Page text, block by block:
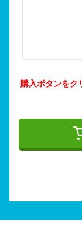
購入ボタンをク